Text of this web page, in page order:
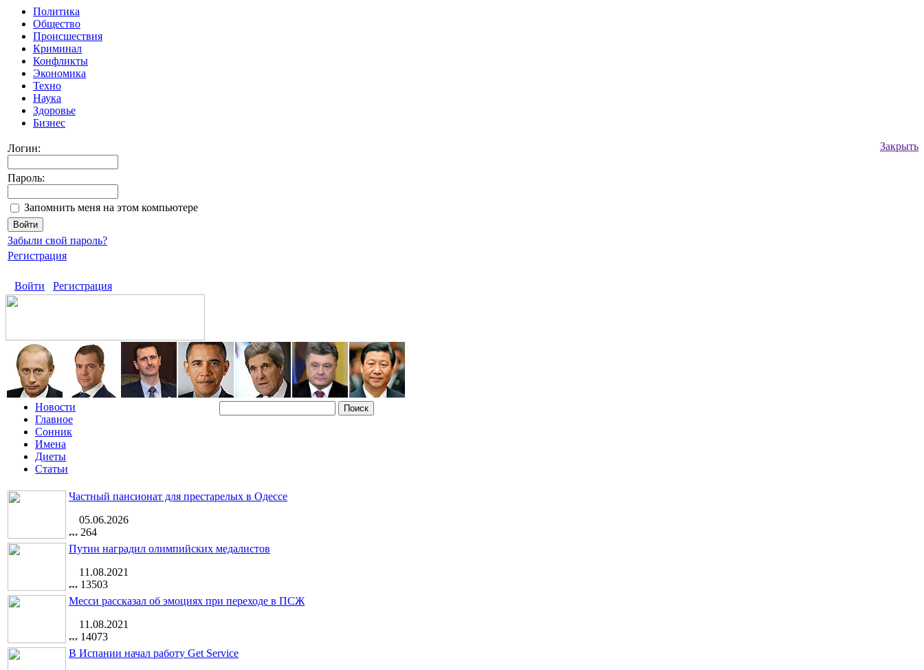
Политика
Общество
Происшествия
Криминал
Конфликты
Экономика
Техно
Наука
Здоровье
Бизнес
Закрыть
Логин:
Пароль:
Запомнить меня на этом компьютере
Забыли свой пароль?
Регистрация
Войти Регистрация
Новости
Главное
Сонник
Имена
Диеты
Статьи
Частный пансионат для престарелых в Одессе
05.06.2026
264
Путин наградил олимпийских медалистов
11.08.2021
13503
Месси рассказал об эмоциях при переходе в ПСЖ
11.08.2021
14073
В Испании начал работу Get Service